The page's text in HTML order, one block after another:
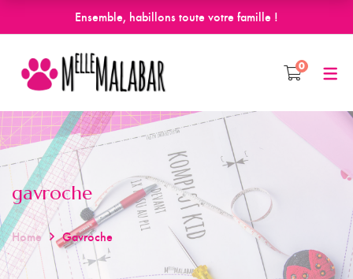
Ensemble, habillons toute votre famille !
0
gavroche
Home Gavroche